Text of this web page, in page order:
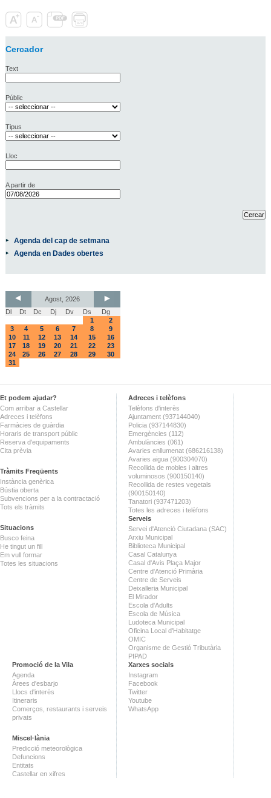
Cercador
Text
Públic
Tipus
Lloc
A partir de
Agenda del cap de setmana
Agenda en Dades obertes
Agost, 2026
Dl
Dt Dc Dj Dv Ds
Dg
1
2
3
4 5 6 7 8
9
10
11 12 13 14 15
16
17
18 19 20 21 22
23
24
25 26 27 28 29
30
31
Et podem ajudar?
Com arribar a Castellar
Adreces i telèfons
Farmàcies de guàrdia
Horaris de transport públic
Reserva d'equipaments
Cita prèvia
Tràmits Freqüents
Instància genèrica
Bústia oberta
Subvencions per a la contractació
Tots els tràmits
Situacions
Busco feina
He tingut un fill
Em vull formar
Totes les situacions
Adreces i telèfons
Telèfons d'interès
Ajuntament (937144040)
Policia (937144830)
Emergències (112)
Ambulàncies (061)
Avaries enllumenat (686216138)
Avaries aigua (900304070)
Recollida de mobles i altres
voluminosos (900150140)
Recollida de restes vegetals
(900150140)
Tanatori (937471203)
Totes les adreces i telèfons
Serveis
Servei d'Atenció Ciutadana (SAC)
Arxiu Municipal
Biblioteca Municipal
Casal Catalunya
Casal d'Avis Plaça Major
Centre d'Atenció Primària
Centre de Serveis
Deixalleria Municipal
El Mirador
Escola d'Adults
Escola de Música
Ludoteca Municipal
Oficina Local d'Habitatge
OMIC
Organisme de Gestió Tributària
PIPAD
Promoció de la Vila
Agenda
Àrees d'esbarjo
Llocs d'interès
Itineraris
Comerços, restaurants i serveis
privats
Miscel·lània
Predicció meteorològica
Defuncions
Entitats
Castellar en xifres
Xarxes socials
Instagram
Facebook
Twitter
Youtube
WhatsApp